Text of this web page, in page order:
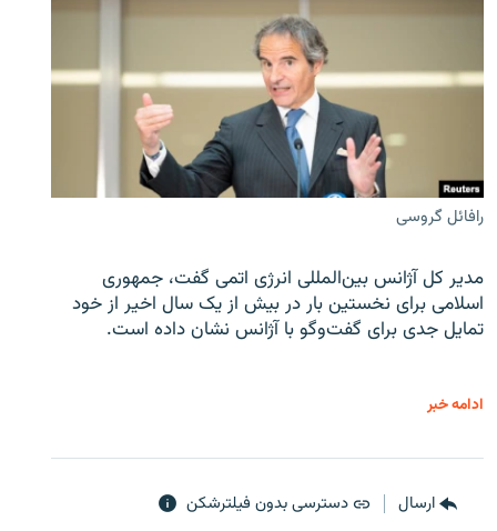
رافائل گروسی
مدیر کل آژانس بین‌المللی انرژی اتمی گفت، جمهوری
اسلامی برای نخستین بار در بیش از یک سال اخیر از خود
تمایل جدی برای گفت‌وگو با آژانس نشان داده است.
ادامه خبر
ارسال دسترسی بدون فیلترشکن